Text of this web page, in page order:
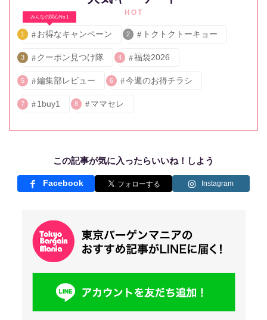
HOT
みんなの関心No.1
1 お得なキャンペーン 2 トクトクトーキョー
3 クーポン見つけ隊 4 福袋2026
5 編集部レビュー 6 今週のお得チラシ
7 1buy1 8 ママセレ
この記事が気に入ったらいいね！しよう
Facebook Instagram